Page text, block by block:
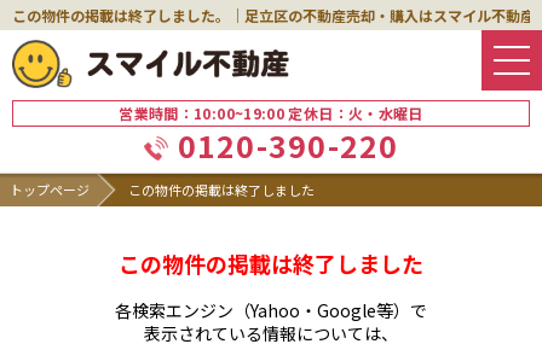
この物件の掲載は終了しました。｜足立区の不動産売却・購入はスマイル不動産
営業時間：10:00~19:00 定休日：火・水曜日
0120-390-220
トップページ この物件の掲載は終了しました
この物件の掲載は終了しました
各検索エンジン（Yahoo・Google等）で
表示されている情報については、